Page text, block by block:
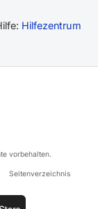
Hilfezentrum
vorbehalten.
Seitenverzeichnis